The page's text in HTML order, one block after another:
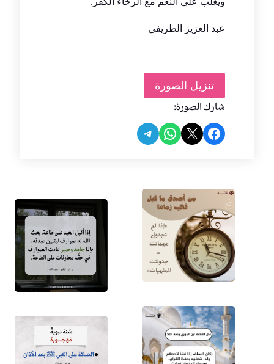
عبد العزيز الطريفي
تنزيل الصورة
شارك الصورة:
Share on Facebook
Share on X
Share on WhatsApp
Share on Telegram